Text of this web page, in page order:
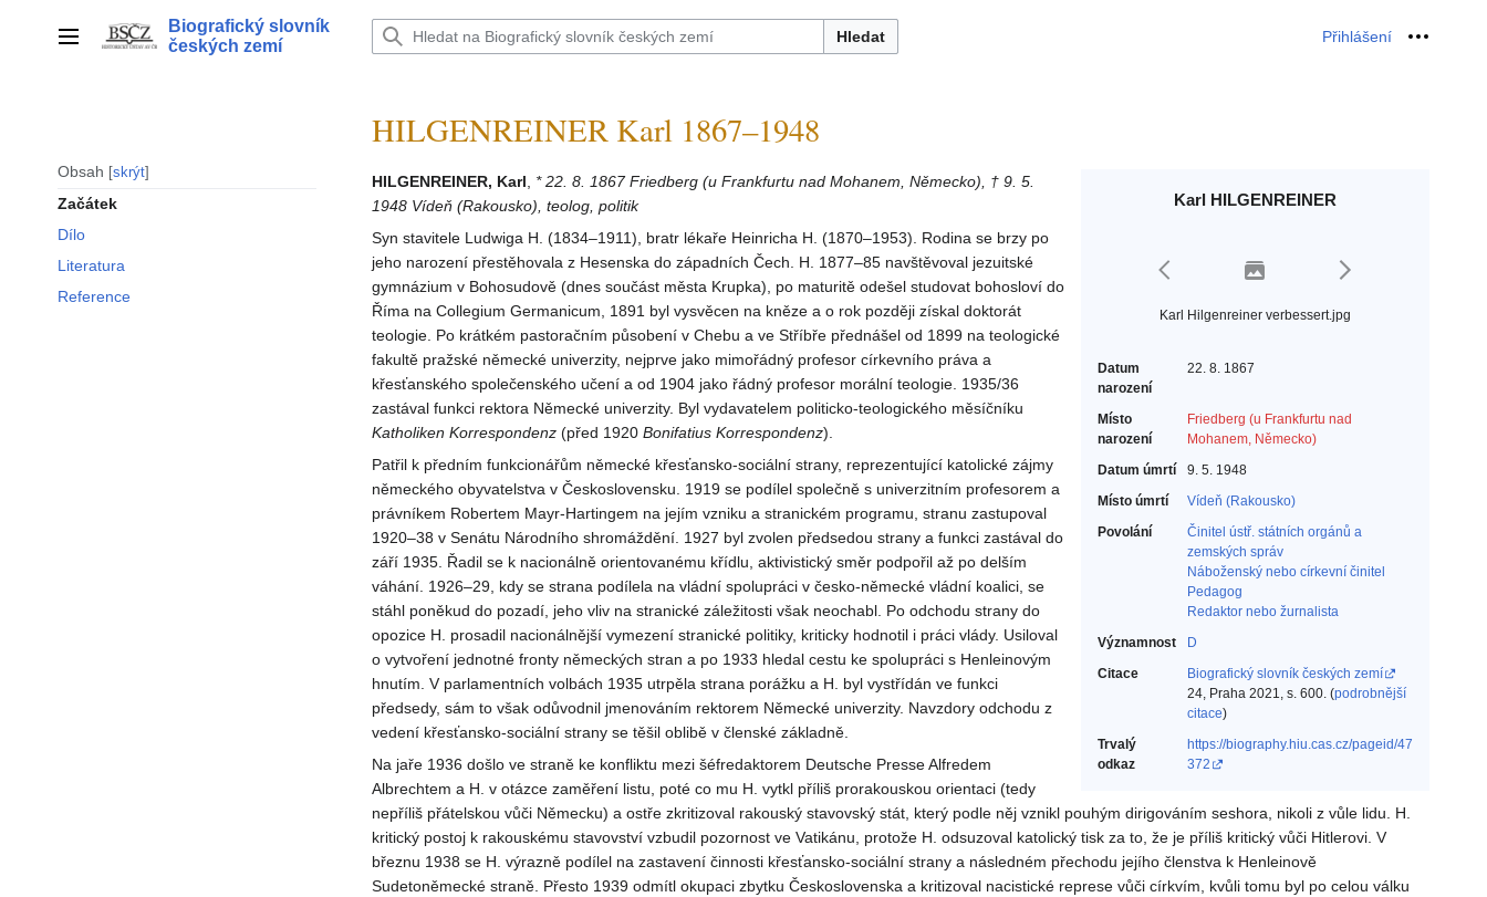
Hlavní menu
Biografický slovník
českých zemí
Hledat Přihlášení Osobní
Obsah skrýt
Začátek
Dílo
Literatura
Reference
HILGENREINER Karl 1867–1948
Karl HILGENREINER
Karl Hilgenreiner verbessert.jpg
Datum
narození
22. 8. 1867
Místo
narození
Friedberg (u Frankfurtu nad
Mohanem, Německo)
Datum úmrtí
9. 5. 1948
Místo úmrtí
Vídeň (Rakousko)
Povolání
Činitel ústř. státních orgánů a
zemských správ‎
Náboženský nebo církevní činitel‎
Pedagog‎
Redaktor nebo žurnalista‎
Významnost
D
Citace
Biografický slovník českých zemí
24, Praha 2021, s. 600. (podrobnější
citace)
Trvalý
odkaz
https://biography.hiu.cas.cz/pageid/47
372
HILGENREINER, Karl
* 22. 8. 1867 Friedberg (u Frankfurtu nad Mohanem, Německo), † 9. 5.
1948 Vídeň (Rakousko), teolog, politik
Syn stavitele Ludwiga H. (1834–1911), bratr lékaře Heinricha H. (1870–1953). Rodina se brzy po
jeho narození přestěhovala z Hesenska do západních Čech. H. 1877–85 navštěvoval jezuitské
gymnázium v Bohosudově (dnes součást města Krupka), po maturitě odešel studovat bohosloví do
Říma na Collegium Germanicum, 1891 byl vysvěcen na kněze a o rok později získal doktorát
teologie. Po krátkém pastoračním působení v Chebu a ve Stříbře přednášel od 1899 na teologické
fakultě pražské německé univerzity, nejprve jako mimořádný profesor církevního práva a
křesťanského společenského učení a od 1904 jako řádný profesor morální teologie. 1935/36
zastával funkci rektora Německé univerzity. Byl vydavatelem politicko-teologického měsíčníku
Katholiken Korrespondenz (před 1920 Bonifatius Korrespondenz).
Patřil k předním funkcionářům německé křesťansko-sociální strany, reprezentující katolické zájmy
německého obyvatelstva v Československu. 1919 se podílel společně s univerzitním profesorem a
právníkem Robertem Mayr-Hartingem na jejím vzniku a stranickém programu, stranu zastupoval
1920–38 v Senátu Národního shromáždění. 1927 byl zvolen předsedou strany a funkci zastával do
září 1935. Řadil se k nacionálně orientovanému křídlu, aktivistický směr podpořil až po delším
váhání. 1926–29, kdy se strana podílela na vládní spolupráci v česko-německé vládní koalici, se
stáhl poněkud do pozadí, jeho vliv na stranické záležitosti však neochabl. Po odchodu strany do
opozice H. prosadil nacionálnější vymezení stranické politiky, kriticky hodnotil i práci vlády. Usiloval
o vytvoření jednotné fronty německých stran a po 1933 hledal cestu ke spolupráci s Henleinovým
hnutím. V parlamentních volbách 1935 utrpěla strana porážku a H. byl vystřídán ve funkci
předsedy, sám to však odůvodnil jmenováním rektorem Německé univerzity. Navzdory odchodu z
vedení křesťansko-sociální strany se těšil oblibě v členské základně.
Na jaře 1936 došlo ve straně ke konfliktu mezi šéfredaktorem Deutsche Presse Alfredem
Albrechtem a H. v otázce zaměření listu, poté co mu H. vytkl příliš prorakouskou orientaci (tedy
nepříliš přátelskou vůči Německu) a ostře zkritizoval rakouský stavovský stát, který podle něj vznikl pouhým dirigováním seshora, nikoli z vůle lidu. H.
kritický postoj k rakouskému stavovství vzbudil pozornost ve Vatikánu, protože H. odsuzoval katolický tisk za to, že je příliš kritický vůči Hitlerovi. V
březnu 1938 se H. výrazně podílel na zastavení činnosti křesťansko-sociální strany a následném přechodu jejího členstva k Henleinově
Sudetoněmecké straně. Přesto 1939 odmítl okupaci zbytku Československa a kritizoval nacistické represe vůči církvím, kvůli tomu byl po celou válku